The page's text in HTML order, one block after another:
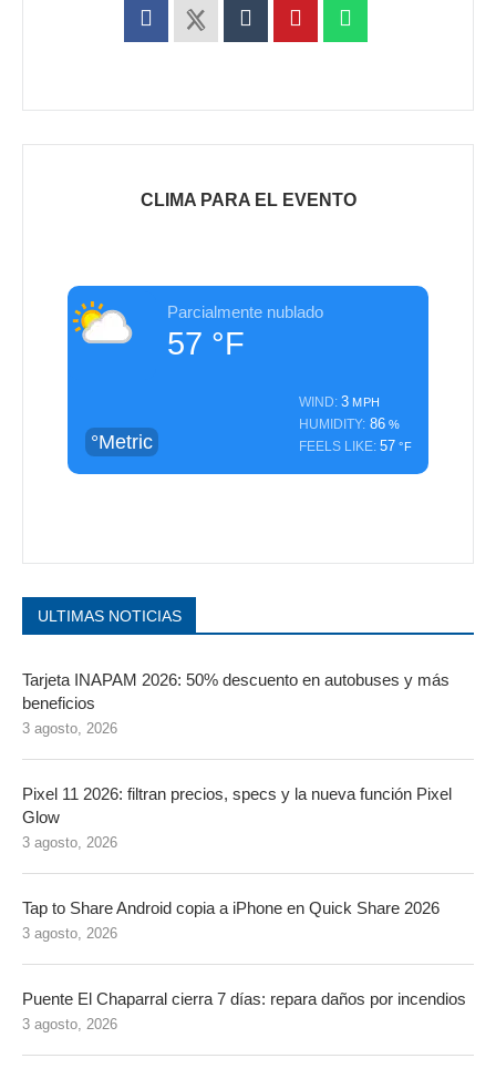
Parcialmente nublado
57 °F
°Metric
WIND: 3MPH
HUMIDITY:86%
FEELS LIKE: 57°F
ULTIMAS NOTICIAS
Tarjeta INAPAM 2026: 50% descuento en autobuses y más
beneficios
3 agosto, 2026
Pixel 11 2026: filtran precios, specs y la nueva función Pixel
Glow
3 agosto, 2026
Tap to Share Android copia a iPhone en Quick Share 2026
3 agosto, 2026
Puente El Chaparral cierra 7 días: repara daños por incendios
3 agosto, 2026